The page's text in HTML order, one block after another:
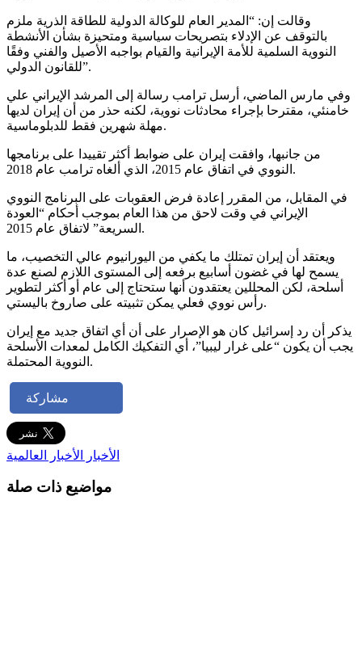
وقالت إن: “المدير العام للوكالة الدولية للطاقة الذرية ملزم
بالتوقف عن الإدلاء بتصريحات سياسية ومتحيزة بشأن الأنشطة
النووية السلمية للأمة الإيرانية والقيام بواجبه الأصيل والفني وفقًا
للقانون الدولي”.
وفي مارس الماضي، أرسل ترامب رسالة إلى المرشد الإيراني علي
خامنئي، مقترحا بإجراء محادثات نووية، لكنه حذر من أن إيران لديها
مهلة شهرين فقط للدبلوماسية.
من جانبها، وافقت إيران على ضوابط أكثر تقييدا على برنامجها
النووي في اتفاق عام 2015، الذي ألغاه ترامب عام 2018.
في المقابل، من المقرر إعادة فرض العقوبات على البرنامج النووي
الإيراني في وقت لاحق من هذا العام بموجب أحكام “العودة
السريعة” لاتفاق عام 2015.
ويعتقد أن إيران تمتلك ما يكفي من اليورانيوم عالي التخصيب، ما
يسمح لها في غضون أسابيع برفعه إلى المستوى اللازم لصنع عدة
أسلحة، لكن المحللين يعتقدون أنها ستحتاج إلى عام أو أكثر لتطوير
رأس نووي فعلي يمكن تثبيته على صاروخ باليستي.
يذكر أن رد إسرائيل كان هو الإصرار على أن أي اتفاق جديد مع إيران
يجب أن يكون “على غرار ليبيا”، أي التفكيك الكامل لمعدات الأسلحة
النووية المحتملة.
مشاركة
الأخبار الأخبار العالمية
مواضيع ذات صلة